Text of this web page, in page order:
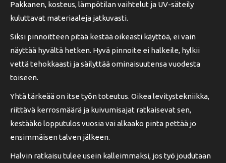
Pakkanen, kosteus, lämpötilan vaihtelut ja UV-säteily
kuluttavat materiaaleja jatkuvasti.
Siksi pinnoitteen pitää kestää oikeasti käyttöä, ei vain
näyttää hyvältä hetken. Hyvä pinnoite ei halkeile, hylkii
vettä tehokkaasti ja säilyttää ominaisuutensa vuodesta
toiseen.
Yhtä tärkeää on itse työn toteutus. Oikea levitystekniikka,
riittävä kerrosmäärä ja kuivumisajat ratkaisevat sen,
kestääkö lopputulos vuosia vai alkaako pinta pettää jo
ensimmäisen talven jälkeen.
Halvin ratkaisu tulee usein kalleimmaksi, jos työ joudutaan